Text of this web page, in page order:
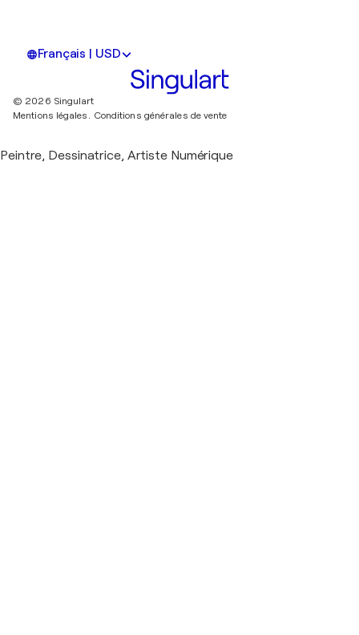
Français | USD
© 2026 Singulart
Mentions légales. Conditions générales de vente
Peintre, Dessinatrice, Artiste Numérique